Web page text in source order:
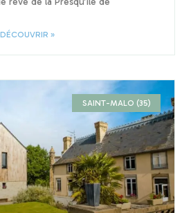
DÉCOUVRIR »
SAINT-MALO (35)